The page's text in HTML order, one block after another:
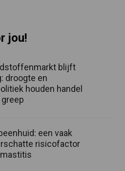
jou!
blijft
droogte en
houden handel
een vaak
risicofactor